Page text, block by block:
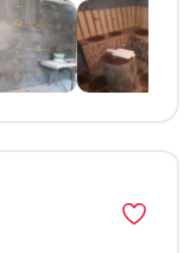
замков. • Ремонт
поклейка обоев,
трещин, замена
мелкие
пространства,
в уходе за
выбирают нас? •